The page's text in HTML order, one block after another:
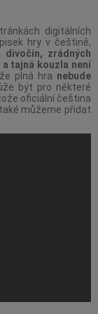
digitálních
hry v češtině,
divočin, zrádných
tajná kouzla není
plná hra nebude
být pro některé
oficiální čeština
můžeme přidat